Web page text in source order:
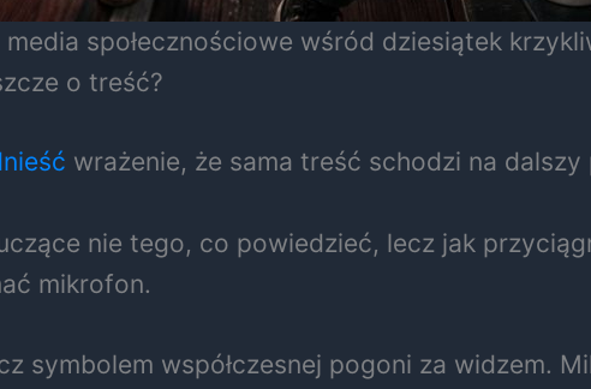
społecznościowe wśród dziesiątek
o treść?
wrażenie, że sama treść schodzi na dalszy
nie tego, co powiedzieć, lecz jak
mikrofon.
symbolem współczesnej pogoni za widzem.